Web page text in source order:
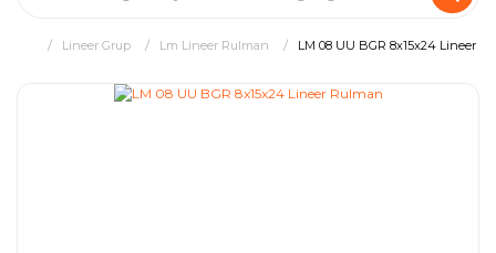
Lineer Grup Lm Lineer Rulman LM 08 UU BGR 8x15x24 Lineer